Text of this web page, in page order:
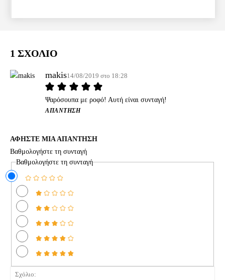
1 ΣΧΟΛΙΟ
makis14/08/2019 στο 18:28
Ψαρόσουπα με ροφό! Αυτή είναι συνταγή!
ΑΠΆΝΤΗΣΗ
ΑΦΗΣΤΕ ΜΙΑ ΑΠΑΝΤΗΣΗ
Βαθμολογήστε τη συνταγή
Βαθμολογήστε τη συνταγή